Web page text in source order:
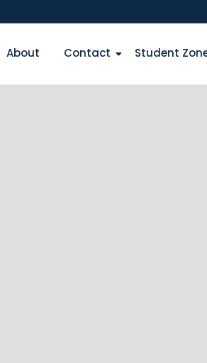
About Contact Student